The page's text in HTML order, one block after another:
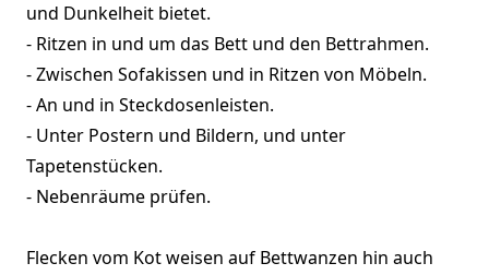
und Dunkelheit bietet.
- Ritzen in und um das Bett und den Bettrahmen.
- Zwischen Sofakissen und in Ritzen von Möbeln.
- An und in Steckdosenleisten.
- Unter Postern und Bildern, und unter
Tapetenstücken.
- Nebenräume prüfen.
Flecken vom Kot weisen auf Bettwanzen hin auch